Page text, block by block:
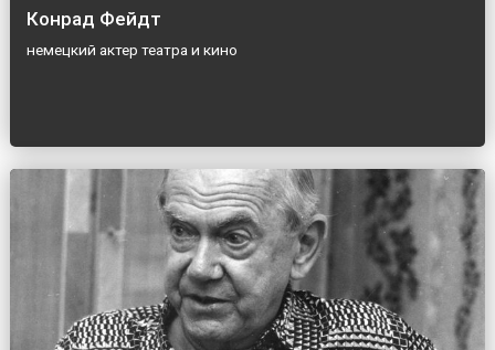
Конрад Фейдт
немецкий актер театра и кино